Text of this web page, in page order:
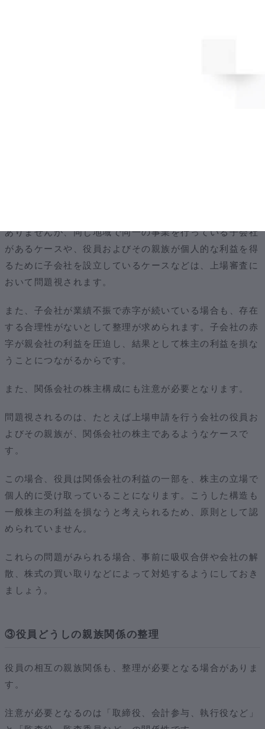
ありませんが、同じ地域で同一の事業を行っている子会社
があるケースや、役員およびその親族が個人的な利益を得
るために子会社を設立しているケースなどは、上場審査に
おいて問題視されます。
また、子会社が業績不振で赤字が続いている場合も、存在
する合理性がないとして整理が求められます。子会社の赤
字が親会社の利益を圧迫し、結果として株主の利益を損な
うことにつながるからです。
また、関係会社の株主構成にも注意が必要となります。
問題視されるのは、たとえば上場申請を行う会社の役員お
よびその親族が、関係会社の株主であるようなケースで
す。
この場合、役員は関係会社の利益の一部を、株主の立場で
個人的に受け取っていることになります。こうした構造も
一般株主の利益を損なうと考えられるため、原則として認
められていません。
これらの問題がみられる場合、事前に吸収合併や会社の解
散、株式の買い取りなどによって対処するようにしておき
ましょう。
③役員どうしの親族関係の整理
役員の相互の親族関係も、整理が必要となる場合がありま
す。
注意が必要となるのは「取締役、会計参与、執行役など」